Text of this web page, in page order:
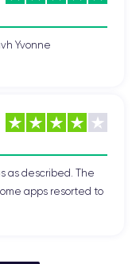
Yvonne
as described. The
apps resorted to